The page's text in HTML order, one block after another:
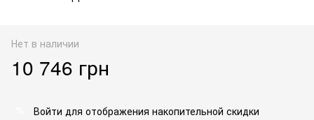
Нет в наличии
10 746 грн
Войти для отображения накопительной скидки